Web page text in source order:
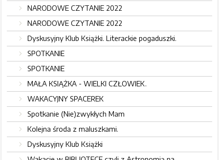
NARODOWE CZYTANIE 2022
NARODOWE CZYTANIE 2022
Dyskusyjny Klub Książki. Literackie pogaduszki.
SPOTKANIE
SPOTKANIE
MAŁA KSIĄŻKA - WIELKI CZŁOWIEK.
WAKACYJNY SPACEREK
Spotkanie (Nie)zwykłych Mam
Kolejna środa z maluszkami.
Dyskusyjny Klub Książki